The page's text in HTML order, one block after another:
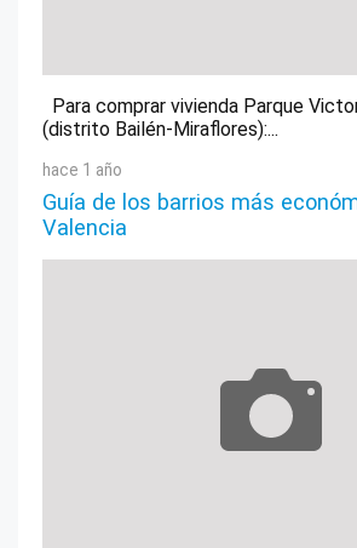
Para comprar vivienda Parque
(distrito Bailén-Miraflores):...
hace 1 año
Guía de los barrios más
Valencia